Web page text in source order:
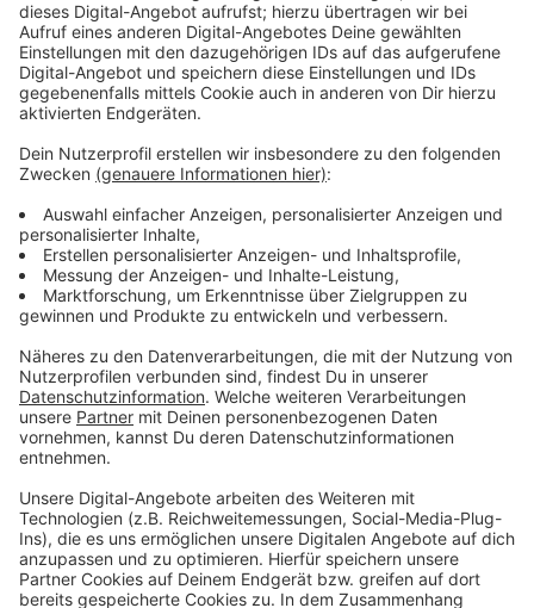
heißt die Platte. 14 Tracks sind drauf. "Bottom Line",
"Irrelevant", "27 Club" - das klingt schon nach einem
düsteren Album. Ist dann aber soundtechnisch
trotzdem ziemlich abwechslungsreich. Seine neue
Single "The Way" handelt auch von einer schweren
Zeit und vom instrumental her, hört man das finde ich
gar nicht raus. Hier ist er jetzt: Dennis Lloyd mit „The
Way“.
Anzeige
Wir benötigen Ihre
Zustimmung, um den YouTube
Video-Service zu laden!
Drittanbieters, um Videoinhalte
einzubetten. Dieser Service kann
Daten zu Ihren Aktivitäten
sammeln. Bitte lesen Sie die